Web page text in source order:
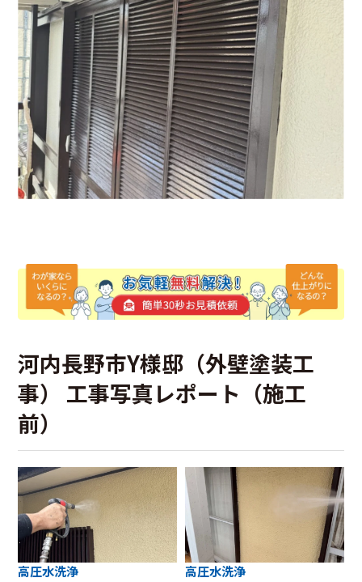
河内長野市Y様邸（外壁塗装工
事） 工事写真レポート（施工
前）
高圧水洗浄
高圧水洗浄